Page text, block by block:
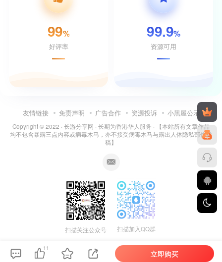
99%
好评率
99.9%
资源可用
友情链接 免责声明 广告合作 资源投诉 小黑屋公示
Copyright © 2022 · 长游分享网 · 长期为香港华人服务 · 【本站所有文章作品
均不包含暴露三点内容或病毒木马，亦不接受病毒木马与露出人体隐私部位投
稿】
扫描关注公众号 扫描加入QQ群
11
立即购买